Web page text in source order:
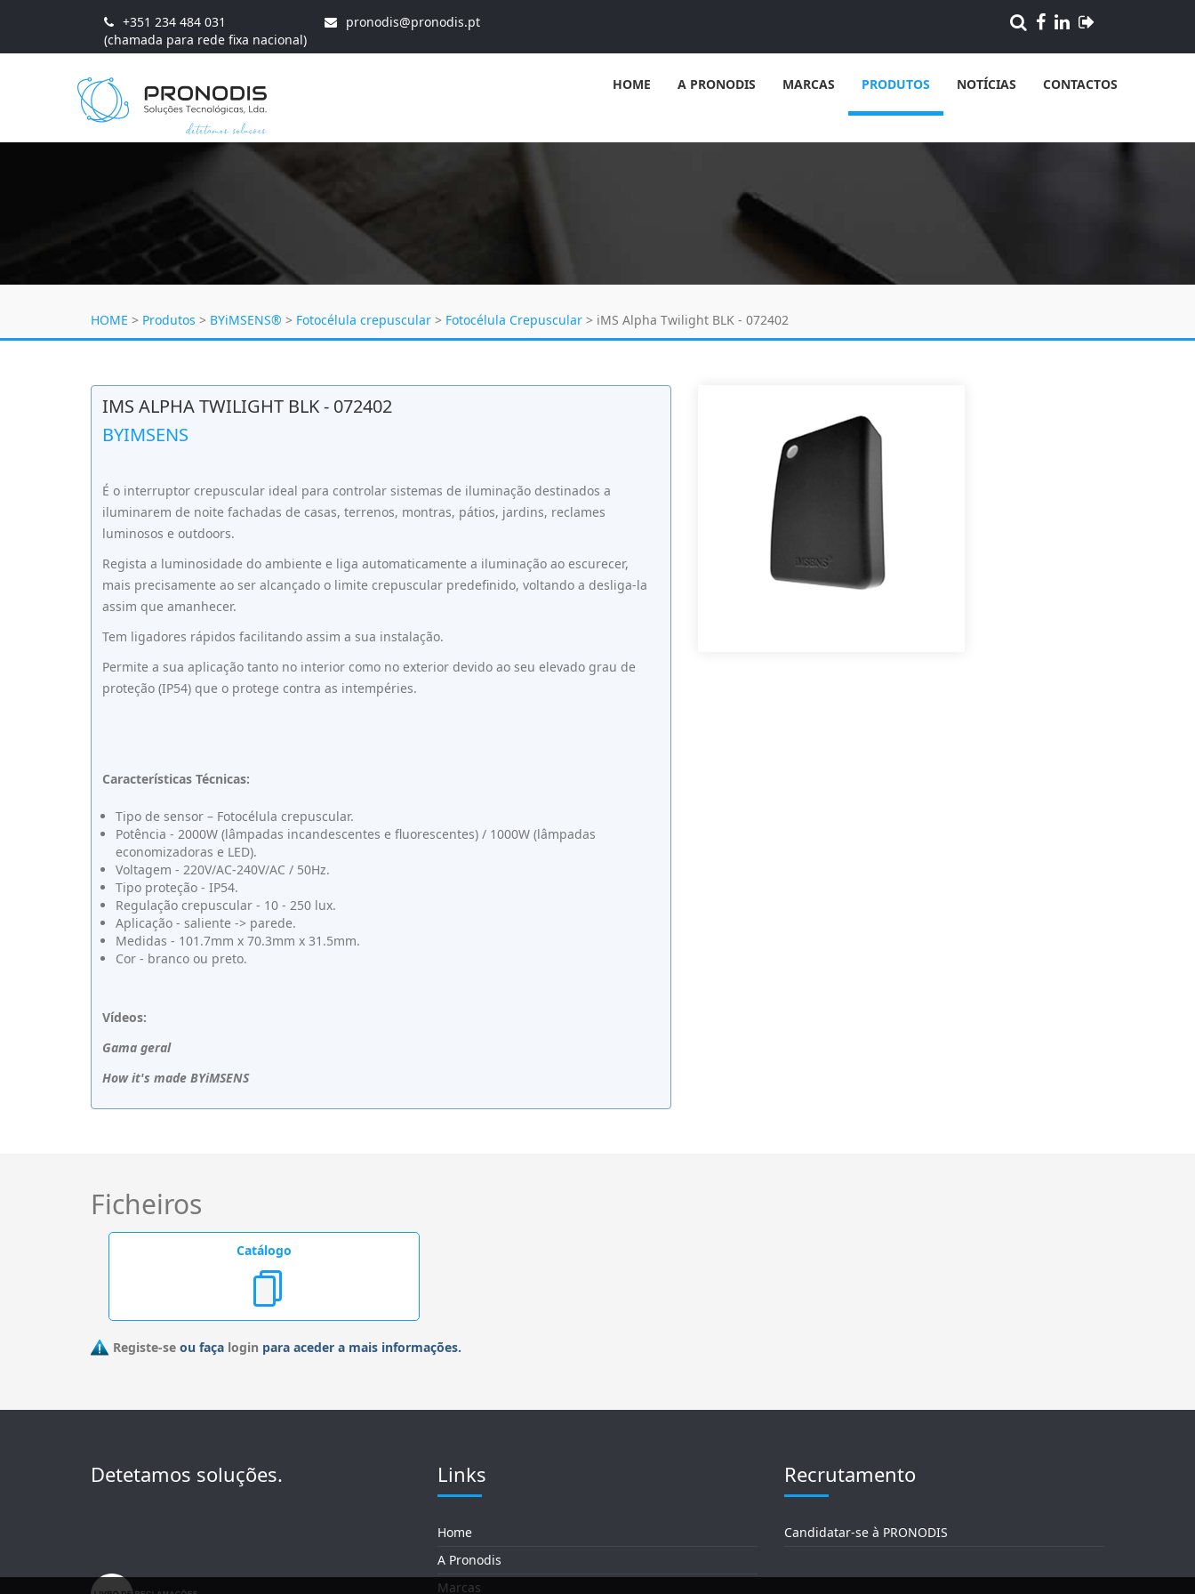
+351 234 484 031
(chamada para rede fixa nacional)
pronodis@pronodis.pt
HOME A PRONODIS MARCAS PRODUTOS NOTÍCIAS CONTACTOS
HOME > Produtos > BYiMSENS® > Fotocélula crepuscular > Fotocélula Crepuscular > iMS Alpha Twilight BLK - 072402
IMS ALPHA TWILIGHT BLK - 072402
BYIMSENS
É o interruptor crepuscular ideal para controlar sistemas de iluminação destinados a
iluminarem de noite fachadas de casas, terrenos, montras, pátios, jardins, reclames
luminosos e outdoors.
Regista a luminosidade do ambiente e liga automaticamente a iluminação ao escurecer,
mais precisamente ao ser alcançado o limite crepuscular predefinido, voltando a desliga-la
assim que amanhecer.
Tem ligadores rápidos facilitando assim a sua instalação.
Permite a sua aplicação tanto no interior como no exterior devido ao seu elevado grau de
proteção (IP54) que o protege contra as intempéries.
Características Técnicas:
Tipo de sensor – Fotocélula crepuscular.
Potência - 2000W (lâmpadas incandescentes e fluorescentes) / 1000W (lâmpadas
economizadoras e LED).
Voltagem - 220V/AC-240V/AC / 50Hz.
Tipo proteção - IP54.
Regulação crepuscular - 10 - 250 lux.
Aplicação - saliente -> parede.
Medidas - 101.7mm x 70.3mm x 31.5mm.
Cor - branco ou preto.
Vídeos:
Gama geral
How it's made BYiMSENS
Ficheiros
Catálogo
Registe-se ou faça login para aceder a mais informações.
Detetamos soluções. Links
Home
A Pronodis
Marcas
Recrutamento
Candidatar-se à PRONODIS